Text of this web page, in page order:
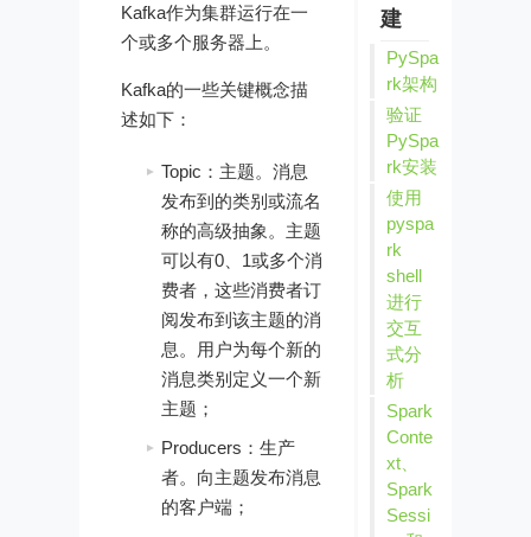
Kafka作为集群运行在一
个或多个服务器上。
Kafka的一些关键概念描
述如下：
Topic：主题。消息
发布到的类别或流名
称的高级抽象。主题
可以有0、1或多个消
费者，这些消费者订
阅发布到该主题的消
息。用户为每个新的
消息类别定义一个新
主题；
Producers：生产
者。向主题发布消息
的客户端；
建
PySpa
rk架构
验证
PySpa
rk安装
使用
pyspa
rk
shell
进行
交互
式分
析
Spark
Conte
xt、
Spark
Sessi